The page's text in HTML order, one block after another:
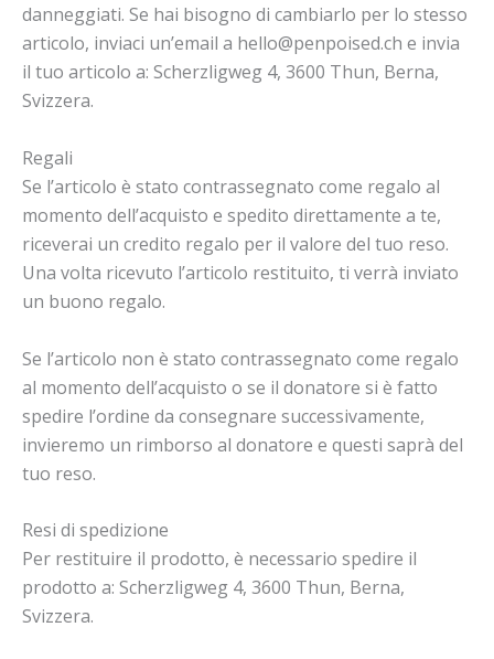
danneggiati. Se hai bisogno di cambiarlo per lo stesso
articolo, inviaci un’email a hello@penpoised.ch e invia
il tuo articolo a: Scherzligweg 4, 3600 Thun, Berna,
Svizzera.
Regali
Se l’articolo è stato contrassegnato come regalo al
momento dell’acquisto e spedito direttamente a te,
riceverai un credito regalo per il valore del tuo reso.
Una volta ricevuto l’articolo restituito, ti verrà inviato
un buono regalo.
Se l’articolo non è stato contrassegnato come regalo
al momento dell’acquisto o se il donatore si è fatto
spedire l’ordine da consegnare successivamente,
invieremo un rimborso al donatore e questi saprà del
tuo reso.
Resi di spedizione
Per restituire il prodotto, è necessario spedire il
prodotto a: Scherzligweg 4, 3600 Thun, Berna,
Svizzera.